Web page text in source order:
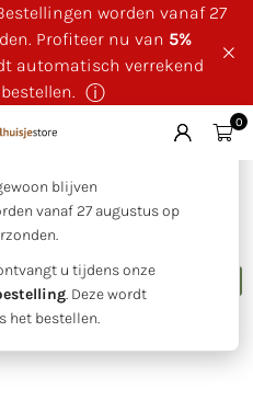
worden vanaf 27
Profiteer nu van 5%
automatisch verrekend
ⓘ
×
blijven
vanaf 27 augustus op
u tijdens onze
. Deze wordt
het bestellen.
0
Sorteer